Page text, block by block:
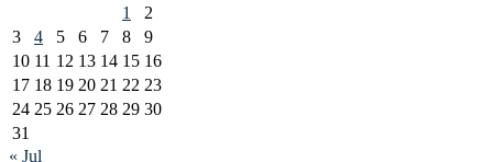
1
2
3
4 5 6 7 8
9
10 11 12 13 14 15 16
17 18 19 20 21 22 23
24 25 26 27 28 29 30
31
« Jul